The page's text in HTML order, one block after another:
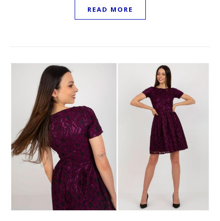
READ MORE